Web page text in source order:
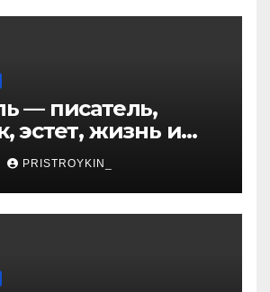
— писатель,
эстет, жизнь и
одного из
литературных
века
PRISTROYKIN_